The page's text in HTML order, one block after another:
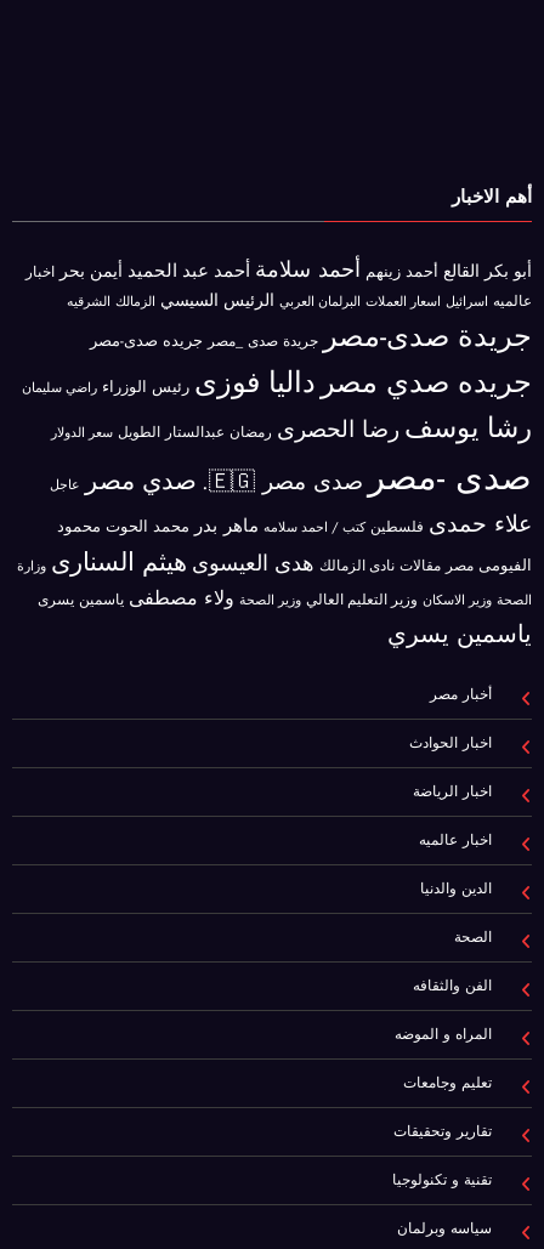
أهم الاخبار
أبو بكر القالع أحمد زينهم أحمد سلامة أحمد عبد الحميد أيمن بحر اخبار
عالميه اسرائيل اسعار العملات البرلمان العربي الرئيس السيسي الزمالك الشرقيه
جريدة صدى-مصر جريدة صدى _مصر جريده صدى-مصر
جريده صدي مصر داليا فوزى رئيس الوزراء راضي سليمان
رشا يوسف رضا الحصرى رمضان عبدالستار الطويل سعر الدولار
صدى -مصر صدى مصر 🇪🇬. صدي مصر عاجل
علاء حمدى فلسطين كتب / احمد سلامه ماهر بدر محمد الحوت محمود
الفيومى مصر مقالات نادى الزمالك هدى العيسوى هيثم السنارى وزارة
الصحة وزير الاسكان وزير التعليم العالي وزير الصحة ولاء مصطفى ياسمين يسرى
ياسمين يسري
أخبار مصر
اخبار الحوادث
اخبار الرياضة
اخبار عالميه
الدين والدنيا
الصحة
الفن والثقافه
المراه و الموضه
تعليم وجامعات
تقارير وتحقيقات
تقنية و تكنولوجيا
سياسه وبرلمان